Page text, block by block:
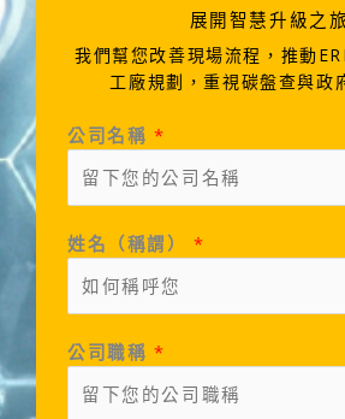
展開智慧升級之旅
我們幫您改善現場流程，推動
工廠規劃，重視碳盤查與政
公司名稱 *
姓名（稱謂）*
公司職稱 *